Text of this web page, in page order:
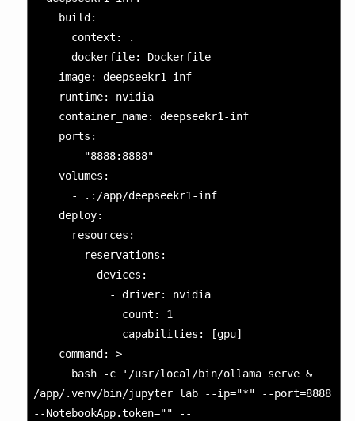
/app/.venv/bin/jupyter lab --ip="*" --port=8888
--NotebookApp.token="" --